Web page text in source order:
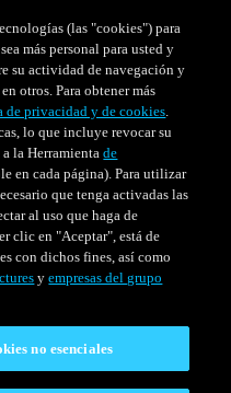
(las "cookies") para
más personal para usted y
su actividad de navegación y
otros. Para obtener más
de privacidad y de cookies.
lo que incluye revocar su
a la Herramientade
en cada página). Para utilizar
que tenga activadas las
al uso que haga de
clic en "Aceptar", está de
con dichos fines, así como
yempresas del grupo
no esenciales